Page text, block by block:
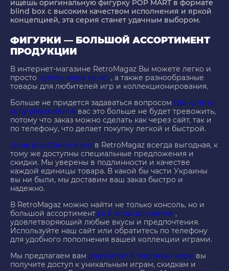
ищешь оригинальную фигурку POP MART в формате
blind box с высоким качеством исполнения и яркой
концепцией, эта серия станет удачным выбором.
ФИГУРКИ — БОЛЬШОЙ АССОРТИМЕНТ
ПРОДУКЦИИ
В интернет-магазине RetroMagaz Вы можете легко и
просто купить игры на wii , а также разнообразные
товары для любителей игр и коллекционирования.
Больше не придется задаваться вопросом где купить
sony playstation 4 вас это больше не будет тревожить,
потому что заказ можно сделать как через сайт, так и
по телефону, что делает покупку легкой и быстрой.
Цена playstation 4 pro в RetroMagaz всегда выгодная, к
тому же доступны специальные предложения и
скидки. Мы уверены в подлинности и качестве
каждой единицы товара. В какой бы части Украины
вы ни были, мы доставим ваш заказ быстро и
надежно.
В RetroMagaz можно найти не только консоль, но и
большой ассортимент ps 5 игры для детей ,
удовлетворяющий любые вкусы и предпочтения.
Используйте наш сайт или обратитесь по телефону
для удобного пополнения вашей коллекции играми.
Мы предлагаем вам playstation 5 подписка игры вы
получите доступ к уникальным играм, скидкам и